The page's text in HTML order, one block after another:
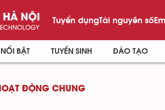
Tuyển dụngTài nguyên số
BẬT TUYỂN SINH ĐÀO TẠO
ĐỘNG CHUNG